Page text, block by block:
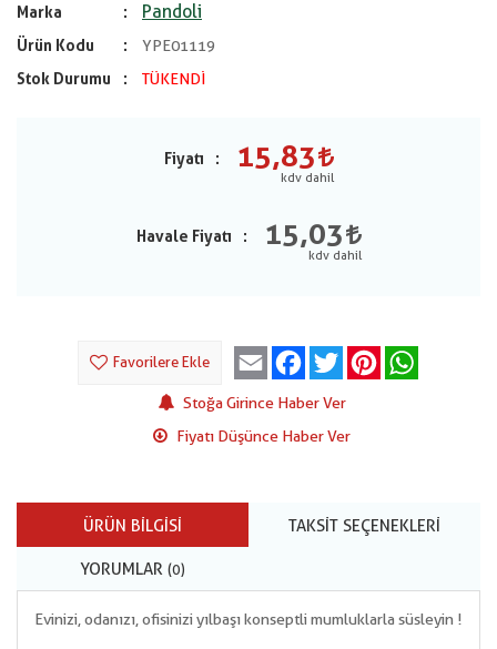
Marka Pandoli
Ürün Kodu
YPE01119
Stok Durumu
TÜKENDİ
Fiyatı 15,83
Havale Fiyatı 15,03
Favorilere Ekle Email Facebook
Twitter Pinterest
Stoğa Girince Haber Ver
Fiyatı Düşünce Haber Ver
ÜRÜN BILGISI TAKSIT SEÇENEKLERI
YORUMLAR (0)
Evinizi, odanızı, ofisinizi yılbaşı konseptli mumluklarla süsleyin !